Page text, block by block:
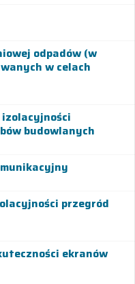
odpadów (w
w celach
budowlanych
przegród
ekranów